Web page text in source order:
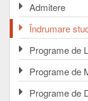
Admitere
Îndrumare
Programe de
Programe de
Programe de